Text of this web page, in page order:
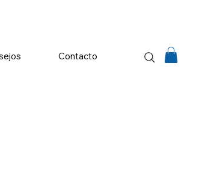
Contacto